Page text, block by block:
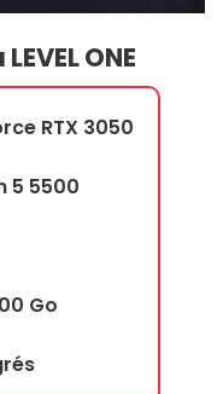
ONE
RTX 3050
5 5500
Go